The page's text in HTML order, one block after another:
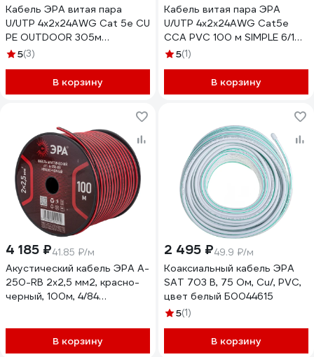
Кабель ЭРА витая пара
U/UTP 4x2x24AWG Cat 5e CU
PE OUTDOOR 305м
Б0044431
5(3)
В корзину
Кабель витая пара ЭРА
U/UTP 4x2x24AWG Cat5e
CCA PVC 100 м SIMPLE 6/1
Б0044439
5(1)
В корзину
4 185 ₽41.85 ₽/м
Акустический кабель ЭРА A-
250-RB 2х2,5 мм2, красно-
черный, 100м, 4/84
В корзину
2 495 ₽49.9 ₽/м
Коаксиальный кабель ЭРА
SAT 703 B, 75 Ом, Cu/, PVC,
цвет белый Б0044615
5(1)
В корзину